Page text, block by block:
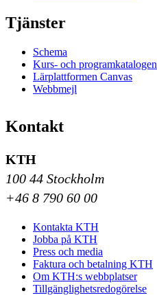
Tjänster
Schema
Kurs- och programkatalogen
Lärplattformen Canvas
Webbmejl
Kontakt
KTH
100 44 Stockholm
+46 8 790 60 00
Kontakta KTH
Jobba på KTH
Press och media
Faktura och betalning KTH
Om KTH:s webbplatser
Tillgänglighetsredogörelse